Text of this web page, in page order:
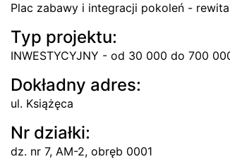
Plac zabawy i integracji pokoleń -
Typ projektu:
INWESTYCYJNY - od 30 000 do 700
Dokładny adres:
ul. Książęca
Nr działki:
dz. nr 7, AM-2, obręb 0001